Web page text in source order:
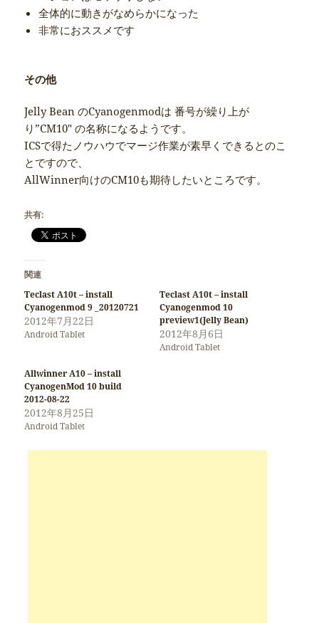
全体的に動きがなめらかになった
非常におススメです
その他
Jelly Bean のCyanogenmodは 番号が繰り上が
り”CM10″ の名称になるようです。
ICSで得たノウハウでマージ作業が素早くできるとのこ
とですので、
AllWinner向けのCM10も期待したいところです。
共有:
関連
Teclast A10t – install
Cyanogenmod 9 _20120721
2012年7月22日
Android Tablet
Teclast A10t – install
Cyanogenmod 10
preview1(Jelly Bean)
2012年8月6日
Android Tablet
Allwinner A10 – install
CyanogenMod 10 build
2012-08-22
2012年8月25日
Android Tablet